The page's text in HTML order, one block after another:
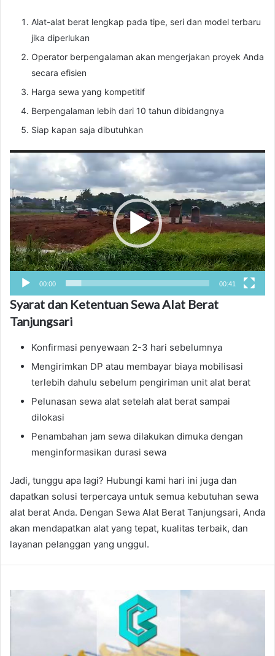
Alat-alat berat lengkap pada tipe, seri dan model terbaru
jika diperlukan
Operator berpengalaman akan mengerjakan proyek Anda
secara efisien
Harga sewa yang kompetitif
Berpengalaman lebih dari 10 tahun dibidangnya
Siap kapan saja dibutuhkan
Pemutar
Video
00:00 00:41
Syarat dan Ketentuan Sewa Alat Berat
Tanjungsari
Konfirmasi penyewaan 2-3 hari sebelumnya
Mengirimkan DP atau membayar biaya mobilisasi
terlebih dahulu sebelum pengiriman unit alat berat
Pelunasan sewa alat setelah alat berat sampai
dilokasi
Penambahan jam sewa dilakukan dimuka dengan
menginformasikan durasi sewa
Jadi, tunggu apa lagi? Hubungi kami hari ini juga dan
dapatkan solusi terpercaya untuk semua kebutuhan sewa
alat berat Anda. Dengan Sewa Alat Berat Tanjungsari, Anda
akan mendapatkan alat yang tepat, kualitas terbaik, dan
layanan pelanggan yang unggul.